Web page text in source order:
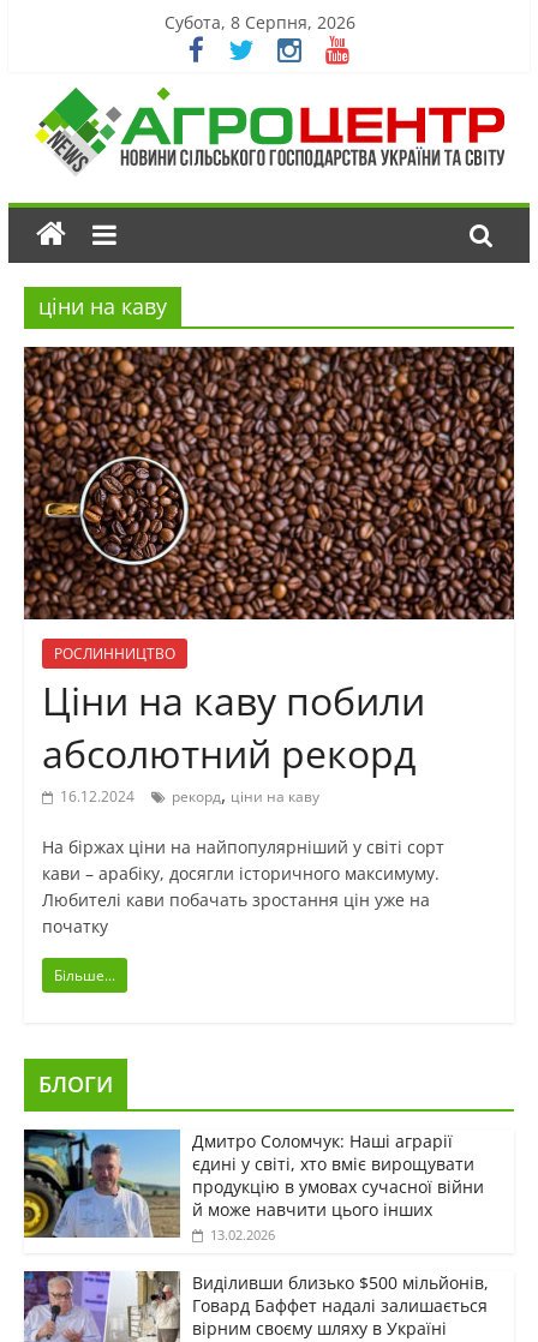
Субота, 8 Серпня, 2026
ціни на каву
РОСЛИННИЦТВО
Ціни на каву побили
абсолютний рекорд
16.12.2024 рекорд, ціни на каву
На біржах ціни на найпопулярніший у світі сорт
кави – арабіку, досягли історичного максимуму.
Любителі кави побачать зростання цін уже на
початку
Більше...
БЛОГИ
Дмитро Соломчук: Наші аграрії
єдині у світі, хто вміє вирощувати
продукцію в умовах сучасної війни
й може навчити цього інших
13.02.2026
Виділивши близько $500 мільйонів,
Говард Баффет надалі залишається
вірним своєму шляху в Україні